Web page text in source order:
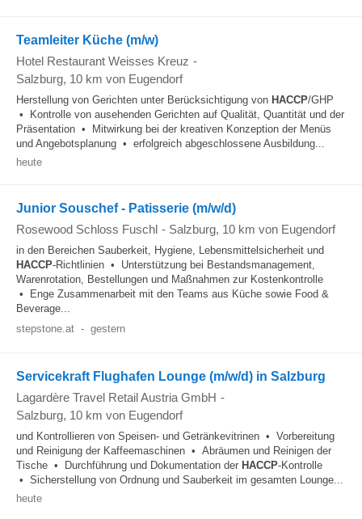
Teamleiter Küche (m/w)
Hotel Restaurant Weisses Kreuz -
Salzburg, 10 km von Eugendorf
Herstellung von Gerichten unter Berücksichtigung von HACCP/GHP
• Kontrolle von ausehenden Gerichten auf Qualität, Quantität und der
Präsentation • Mitwirkung bei der kreativen Konzeption der Menüs
und Angebotsplanung • erfolgreich abgeschlossene Ausbildung...
heute
Junior Souschef - Patisserie (m/w/d)
Rosewood Schloss Fuschl - Salzburg, 10 km von Eugendorf
in den Bereichen Sauberkeit, Hygiene, Lebensmittelsicherheit und
HACCP-Richtlinien • Unterstützung bei Bestandsmanagement,
Warenrotation, Bestellungen und Maßnahmen zur Kostenkontrolle
• Enge Zusammenarbeit mit den Teams aus Küche sowie Food &
Beverage...
stepstone.at - gestern
Servicekraft Flughafen Lounge (m/w/d) in Salzburg
Lagardère Travel Retail Austria GmbH -
Salzburg, 10 km von Eugendorf
und Kontrollieren von Speisen- und Getränkevitrinen • Vorbereitung
und Reinigung der Kaffeemaschinen • Abräumen und Reinigen der
Tische • Durchführung und Dokumentation der HACCP-Kontrolle
• Sicherstellung von Ordnung und Sauberkeit im gesamten Lounge...
heute